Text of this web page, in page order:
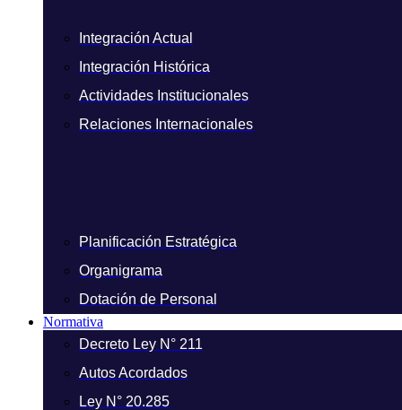
Integración Actual
Integración Histórica
Actividades Institucionales
Relaciones Internacionales
Planificación Estratégica
Organigrama
Dotación de Personal
Normativa
Decreto Ley N° 211
Autos Acordados
Ley N° 20.285